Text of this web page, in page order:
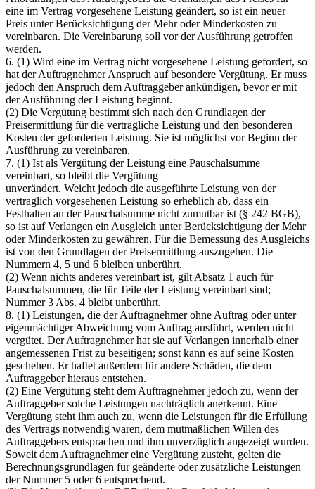
eine im Vertrag vorgesehene Leistung geändert, so ist ein neuer
Preis unter Berücksichtigung der Mehr oder Minderkosten zu
vereinbaren. Die Vereinbarung soll vor der Ausführung getroffen
werden.
6. (1) Wird eine im Vertrag nicht vorgesehene Leistung gefordert, so
hat der Auftragnehmer Anspruch auf besondere Vergütung. Er muss
jedoch den Anspruch dem Auftraggeber ankündigen, bevor er mit
der Ausführung der Leistung beginnt.
(2) Die Vergütung bestimmt sich nach den Grundlagen der
Preisermittlung für die vertragliche Leistung und den besonderen
Kosten der geforderten Leistung. Sie ist möglichst vor Beginn der
Ausführung zu vereinbaren.
7. (1) Ist als Vergütung der Leistung eine Pauschalsumme
vereinbart, so bleibt die Vergütung
unverändert. Weicht jedoch die ausgeführte Leistung von der
vertraglich vorgesehenen Leistung so erheblich ab, dass ein
Festhalten an der Pauschalsumme nicht zumutbar ist (§ 242 BGB),
so ist auf Verlangen ein Ausgleich unter Berücksichtigung der Mehr
oder Minderkosten zu gewähren. Für die Bemessung des Ausgleichs
ist von den Grundlagen der Preisermittlung auszugehen. Die
Nummern 4, 5 und 6 bleiben unberührt.
(2) Wenn nichts anderes vereinbart ist, gilt Absatz 1 auch für
Pauschalsummen, die für Teile der Leistung vereinbart sind;
Nummer 3 Abs. 4 bleibt unberührt.
8. (1) Leistungen, die der Auftragnehmer ohne Auftrag oder unter
eigenmächtiger Abweichung vom Auftrag ausführt, werden nicht
vergütet. Der Auftragnehmer hat sie auf Verlangen innerhalb einer
angemessenen Frist zu beseitigen; sonst kann es auf seine Kosten
geschehen. Er haftet außerdem für andere Schäden, die dem
Auftraggeber hieraus entstehen.
(2) Eine Vergütung steht dem Auftragnehmer jedoch zu, wenn der
Auftraggeber solche Leistungen nachträglich anerkennt. Eine
Vergütung steht ihm auch zu, wenn die Leistungen für die Erfüllung
des Vertrags notwendig waren, dem mutmaßlichen Willen des
Auftraggebers entsprachen und ihm unverzüglich angezeigt wurden.
Soweit dem Auftragnehmer eine Vergütung zusteht, gelten die
Berechnungsgrundlagen für geänderte oder zusätzliche Leistungen
der Nummer 5 oder 6 entsprechend.